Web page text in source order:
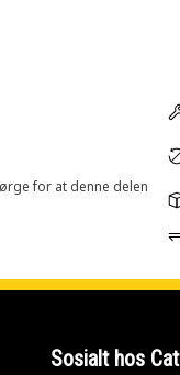
for at denne delen
Sosialt hos Cat